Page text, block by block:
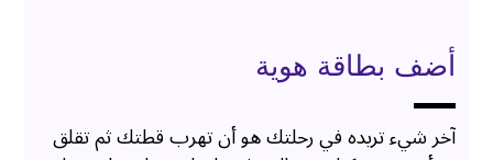
أضف بطاقة هوية
آخر شيء تريده في رحلتك هو أن تهرب قطتك ثم تقلق